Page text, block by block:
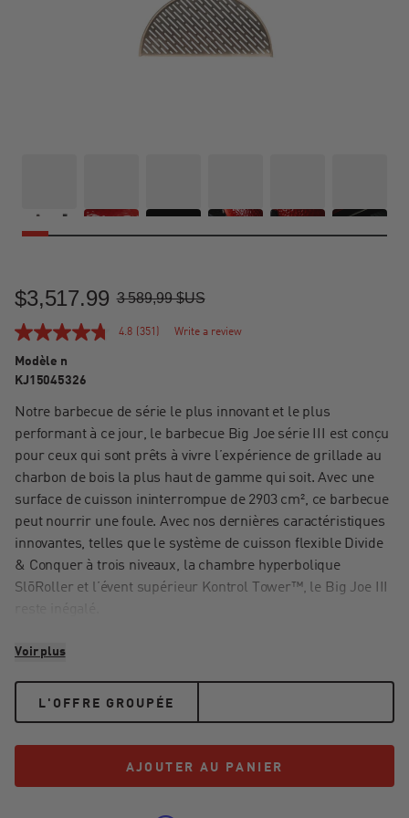
Sale Price
$3,517.99
Regular Price 3 589,99 $US
4.8 (351) Write a review
Modèle n
KJ15045326
Notre barbecue de série le plus innovant et le plus
performant à ce jour, le barbecue Big Joe série III est conçu
pour ceux qui sont prêts à vivre l’expérience de grillade au
charbon de bois la plus haut de gamme qui soit. Avec une
surface de cuisson ininterrompue de 2903 cm², ce barbecue
peut nourrir une foule. Avec nos dernières caractéristiques
innovantes, telles que le système de cuisson flexible Divide
& Conquer à trois niveaux, la chambre hyperbolique
SlōRoller et l’évent supérieur Kontrol Tower™, le Big Joe III
les éléments les plus dommageables de la nature, comme
résistante faite sur mesure. Cette housse durable et
imperméable est fabriquée en 100 % polyester teint masse
d'exposition quotidienne au soleil. Gardez Mère Nature à
l'écart et votre barbecue protégé toute l'année.
Voir plus
L'OFFRE GROUPÉE
AJOUTER AU PANIER
AJOUTER AU PANIER